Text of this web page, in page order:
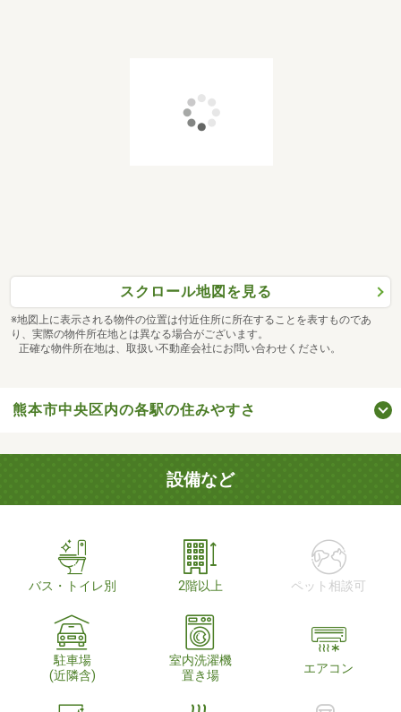
スクロール地図を見る
※地図上に表示される物件の位置は付近住所に所在することを表すものであ
り、実際の物件所在地とは異なる場合がございます。
正確な物件所在地は、取扱い不動産会社にお問い合わせください。
熊本市中央区内の各駅の住みやすさ
設備など
バス・トイレ別 2階以上 ペット相談可
駐車場
(近隣含)
室内洗濯機
置き場
エアコン